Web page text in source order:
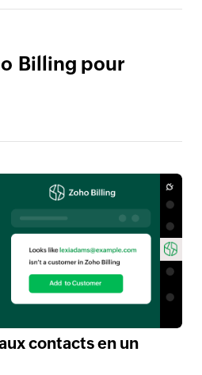
Billing pour
contacts en un